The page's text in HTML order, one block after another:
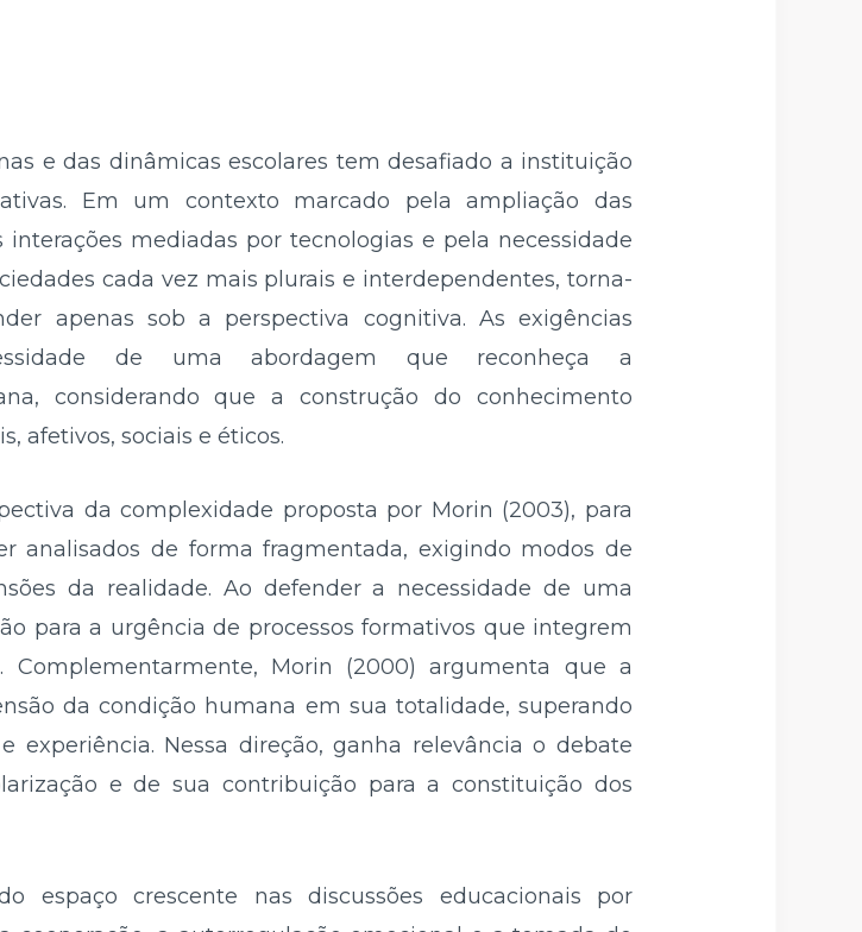
e das dinâmicas escolares tem desafiado a instituição
Em um contexto marcado pela ampliação das
mediadas por tecnologias e pela necessidade
cada vez mais plurais e interdependentes, torna-
apenas sob a perspectiva cognitiva. As exigências
de uma abordagem que reconheça a
considerando que a construção do conhecimento
afetivos, sociais e éticos.
da complexidade proposta por Morin (2003), para
analisados de forma fragmentada, exigindo modos de
da realidade. Ao defender a necessidade de uma
para a urgência de processos formativos que integrem
Complementarmente, Morin (2000) argumenta que a
da condição humana em sua totalidade, superando
experiência. Nessa direção, ganha relevância o debate
e de sua contribuição para a constituição dos
espaço crescente nas discussões educacionais por